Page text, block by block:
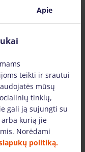
€)
x80T 2.5TCG
€)
€)
Apie
teikti ir srautui
mūsų
tinklų,
gali ją sujungti su
kurią jie
Norėdami
politiką.